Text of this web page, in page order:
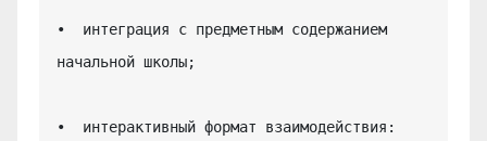
•  интеграция с предметным содержанием
начальной школы;
•  интерактивный формат взаимодействия: